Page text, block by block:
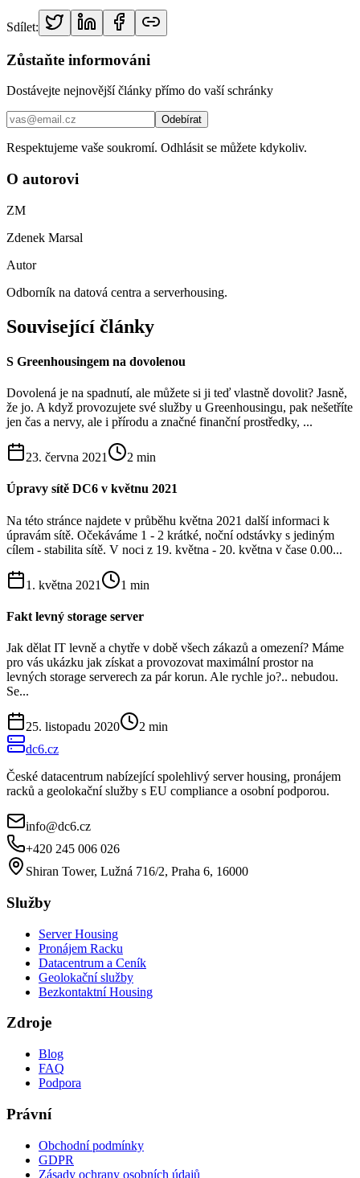
Sdílet:
Zůstaňte informováni
Dostávejte nejnovější články přímo do vaší schránky
Odebírat
Respektujeme vaše soukromí. Odhlásit se můžete kdykoliv.
O autorovi
ZM
Zdenek Marsal
Autor
Odborník na datová centra a serverhousing.
Související články
S Greenhousingem na dovolenou
Dovolená je na spadnutí, ale můžete si ji teď vlastně dovolit? Jasně,
že jo. A když provozujete své služby u Greenhousingu, pak nešetříte
jen čas a nervy, ale i přírodu a značné finanční prostředky, ...
23. června 2021 2 min
Úpravy sítě DC6 v květnu 2021
Na této stránce najdete v průběhu května 2021 další informaci k
úpravám sítě. Očekáváme 1 - 2 krátké, noční odstávky s jediným
cílem - stabilita sítě. V noci z 19. května - 20. května v čase 0.00...
1. května 2021 1 min
Fakt levný storage server
Jak dělat IT levně a chytře v době všech zákazů a omezení? Máme
pro vás ukázku jak získat a provozovat maximální prostor na
levných storage serverech za pár korun. Ale rychle jo?.. nebudou.
Se...
25. listopadu 2020 2 min
dc6.cz
České datacentrum nabízející spolehlivý server housing, pronájem
racků a geolokační služby s EU compliance a osobní podporou.
info@dc6.cz
+420 245 006 026
Shiran Tower, Lužná 716/2, Praha 6, 16000
Služby
Server Housing
Pronájem Racku
Datacentrum a Ceník
Geolokační služby
Bezkontaktní Housing
Zdroje
Blog
FAQ
Podpora
Právní
Obchodní podmínky
GDPR
Zásady ochrany osobních údajů